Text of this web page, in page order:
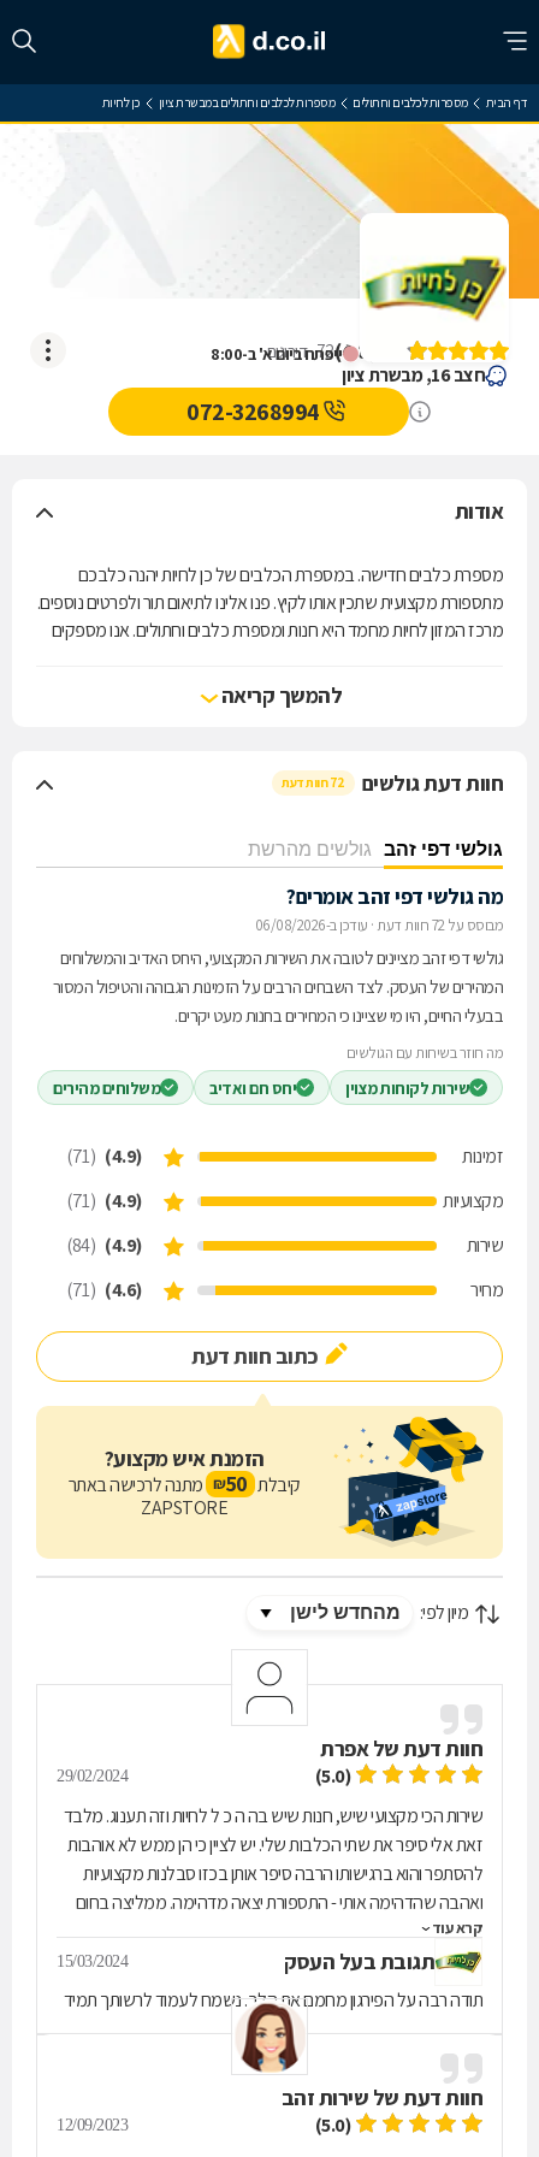
דף הבית מספרות לכלבים וחתולים מספרות לכלבים וחתולים במבשרת ציון כן לחיות
ייפתח ביום א' ב-8:00
כן לחיות
4.8
)
72דירוגים
חצב 16, מבשרת ציון
072-3268994
אודות
מספרת כלבים חדישה. במספרת הכלבים של כן לחיות יהנה כלבכם
מתספורת מקצועית שתכין אותו לקיץ. פנו אלינו לתיאום תור ולפרטים נוספים.
מרכז המזון לחיות מחמד היא חנות ומספרת כלבים וחתולים. אנו מספקים
הכוללים משלוח עד בית הלקוח. בחנות ישנם דגים, ציפורים, זוחלים
להמשך קריאה
חוות דעת גולשים 72 חוות דעת
גולשי דפי זהב גולשים מהרשת
מה גולשי דפי זהב אומרים?
מבוסס על 72 חוות דעת · עודכן ב-06/08/2026
גולשי דפי זהב מציינים לטובה את השירות המקצועי, היחס האדיב והמשלוחים
המהירים של העסק. לצד השבחים הרבים על הזמינות הגבוהה והטיפול המסור
בבעלי החיים, היו מי שציינו כי המחירים בחנות מעט יקרים.
מה חוזר בשיחות עם הגולשים
שירות לקוחות מצוין יחס חם ואדיב משלוחים מהירים
זמינות (4.9)
(71)
מקצועיות
(4.9)
(71)
שירות
(4.9)
(84)
מחיר
(4.6)
(71)
כתוב חוות דעת
הזמנת איש מקצוע?
קיבלת 50
₪ מתנה לרכישה באתר
ZAPSTORE
מיון לפי:
חוות דעת שלאפרת
(5.0)
29/02/2024
שירות הכי מקצועי שיש, חנות שיש בה ה כ ל לחיות וזה תענוג. מלבד
זאת אלי סיפר את שתי הכלבות שלי. יש לציין כי הן ממש לא אוהבות
להסתפר והוא ברגישותו הרבה סיפר אותן בכזו סבלנות מקצועיות
ואהבה שהדהימה אותי - התספורת יצאה מדהימה. ממליצה בחום
על "כן לחיות"!!!!! אני לא גרה במבשרת אבל אגיע עד לחנות כי
לשירות מעולה אין תחליף!
קרא עוד
תגובת בעל העסק 15/03/2024
תודה רבה על הפירגון מחמם את הלב. נשמח לעמוד לרשותך תמיד
חוות דעת של שירות זהב
(5.0)
12/09/2023